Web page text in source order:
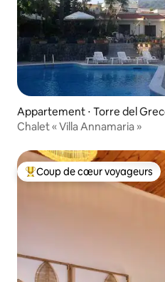
Appartement ⋅ Torre del
Chalet « Villa Annamaria »
Coups de cœur voyageurs les
Coup de cœur voyageurs